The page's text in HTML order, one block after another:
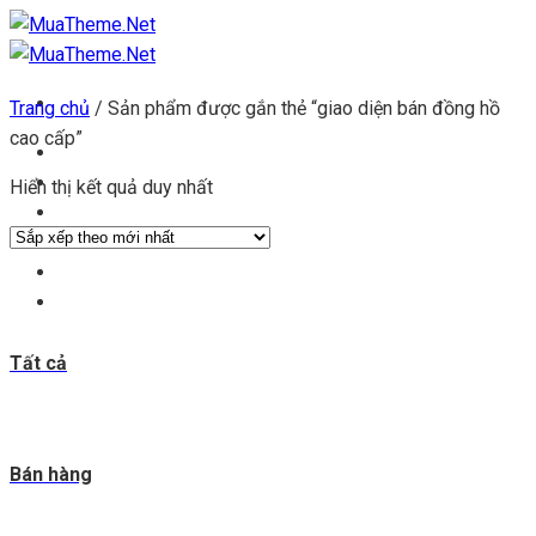
Chuyển
đến
dung
Kho theme
Get theme
Trang chủ / Sản phẩm được gắn thẻ “giao diện bán đồng hồ
cao cấp”
Hiển thị kết quả duy nhất
Tất cả
Bán hàng